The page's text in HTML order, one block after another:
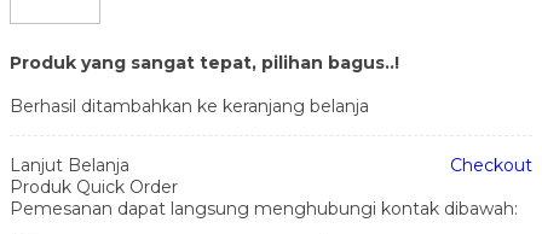
Produk yang sangat tepat, pilihan bagus..!
Berhasil ditambahkan ke keranjang belanja
Lanjut Belanja
Checkout
Produk Quick Order
Pemesanan dapat langsung menghubungi kontak dibawah: